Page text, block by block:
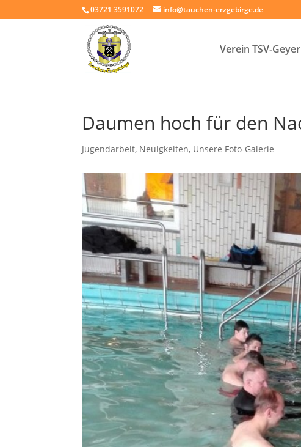
03721 3591072 info@tauchen-erzgebirge.de
Verein TSV-Geyer
Daumen hoch für den
Jugendarbeit, Neuigkeiten, Unsere Foto-Galerie